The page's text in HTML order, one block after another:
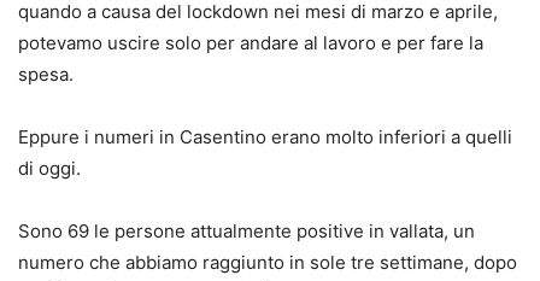
quando a causa del lockdown nei mesi di marzo e aprile,
potevamo uscire solo per andare al lavoro e per fare la
spesa.
Eppure i numeri in Casentino erano molto inferiori a quelli
di oggi.
Sono 69 le persone attualmente positive in vallata, un
numero che abbiamo raggiunto in sole tre settimane, dopo